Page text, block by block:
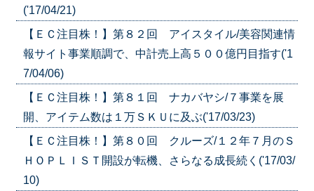
('17/04/21)
【ＥＣ注目株！】第８２回 アイスタイル/美容関連情
報サイト事業順調で、中計売上高５００億円目指す('1
7/04/06)
【ＥＣ注目株！】第８１回 ナカバヤシ/７事業を展
開、アイテム数は１万ＳＫＵに及ぶ('17/03/23)
【ＥＣ注目株！】第８０回 クルーズ/１２年７月のＳ
ＨＯＰＬＩＳＴ開設が転機、さらなる成長続く('17/03/
10)